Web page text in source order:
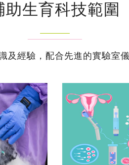
助生育科技範圍
及經驗，配合先進的實驗室